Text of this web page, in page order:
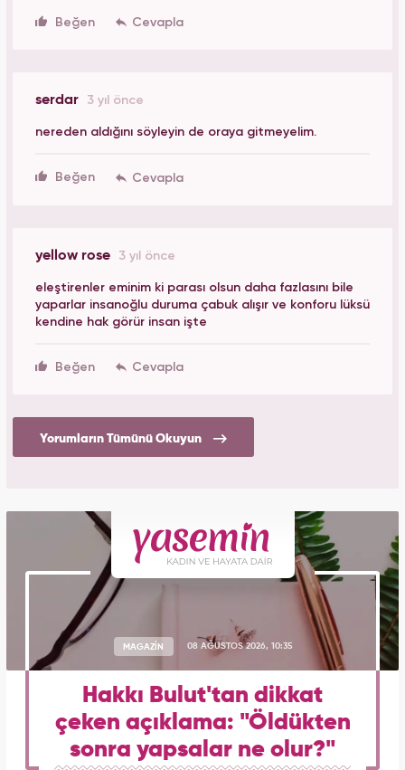
Beğen
serdar 3 yıl önce
nereden aldığını söyleyin de oraya gitmeyelim.
Beğen
yellow rose 3 yıl önce
eleştirenler eminim ki parası olsun daha fazlasını bile
yaparlar insanoğlu duruma çabuk alışır ve konforu lüksü
kendine hak görür insan işte
Beğen
Yorumların Tümünü Okuyun
MAGAZİN 08 AĞUSTOS 2026, 10:35
Hakkı Bulut'tan dikkat
çeken açıklama: "Öldükten
sonra yapsalar ne olur?"